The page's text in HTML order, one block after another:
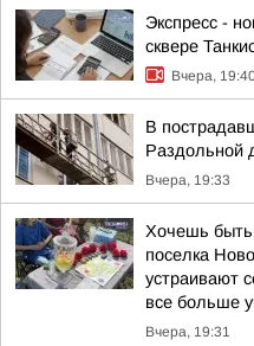
Экспресс -
сквере
Вчера,
В
Раздольной
Вчера, 19:33
Хочешь
поселка
устраивают
все больше
Вчера, 19:31